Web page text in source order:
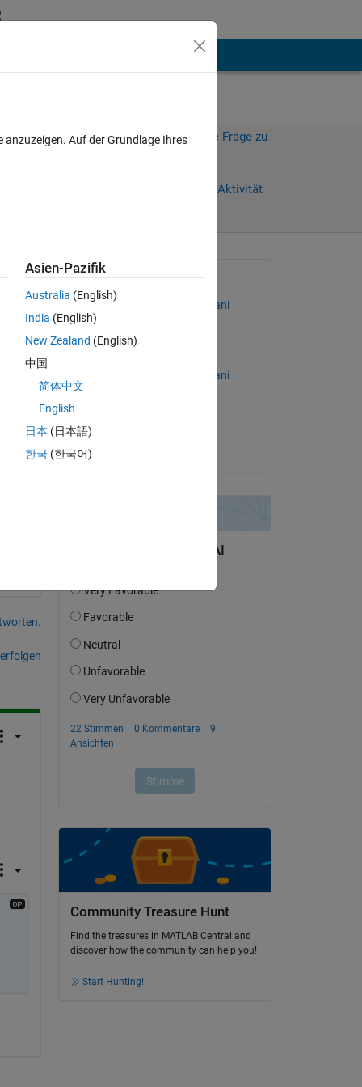
Melden Sie sich an, um diese Frage zu
Anmelden, um Aktivität
Mohammad Shojaei Arani
am 6 Dez. 2022
Mohammad Shojaei Arani
am 6 Dez. 2022
Akzeptiert:
Community Treasure Hunt
Find the treasures in MATLAB Central and
discover how the community can help you!
Start Hunting!
Auf der Grundlage Ihres
Asien-Pazifik
Australia (English)
India (English)
New Zealand (English)
中国
简体中文
English
日本 (日本語)
한국 (한국어)